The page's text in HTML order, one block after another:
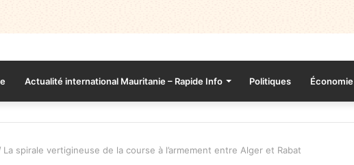
Actualité international Mauritanie – Rapide Info Politiques Économie
La spirale vertigineuse de la course à l’armement entre Alger et Rabat